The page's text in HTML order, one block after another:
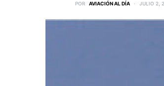
POR AVIACIÓN AL DÍA JULIO 2,